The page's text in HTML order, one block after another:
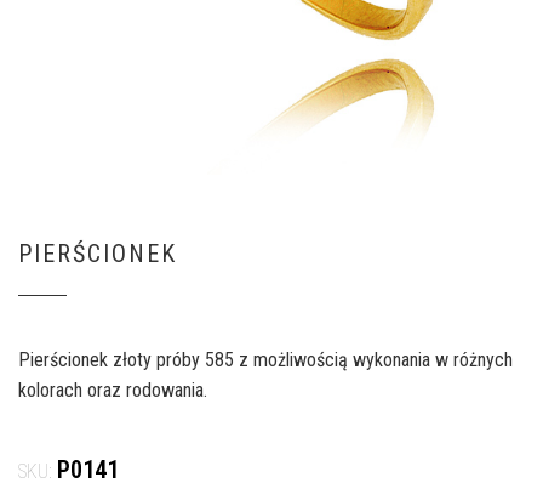
PIERŚCIONEK
Pierścionek złoty próby 585 z możliwością wykonania w różnych
kolorach oraz rodowania.
SKU: P0141